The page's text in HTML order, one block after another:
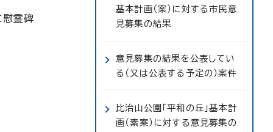
慰霊碑
基本計画（案）に対する市民意
見募集の結果
意見募集の結果を公表してい
る（又は公表する予定の）案件
比治山公園「平和の丘」基本計
画（素案）に対する意見募集の